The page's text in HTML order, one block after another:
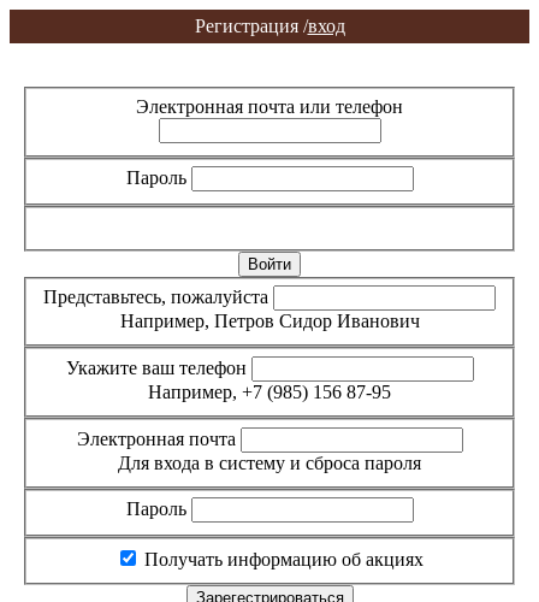
Регистрация /вход
Электронная почта или телефон
Пароль
Представьтесь, пожалуйста
Например, Петров Сидор Иванович
Укажите ваш телефон
Например, +7 (985) 156 87-95
Электронная почта
Для входа в систему и сброса пароля
Пароль
Получать информацию об акциях